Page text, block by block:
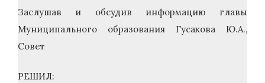
Заслушав и обсудив информацию главы
Муниципального образования Гусакова Ю.А.,
Совет
РЕШИЛ: